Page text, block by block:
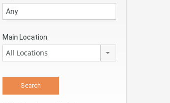
Main Location
All Locations